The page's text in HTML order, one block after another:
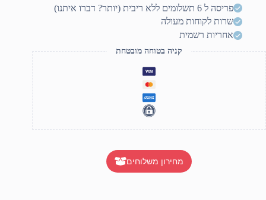
פריסה ל 6 תשלומים ללא ריבית (יותר? דברו איתנו)
שרות לקוחות מעולה
אחריות רשמית
קניה בטוחה מובטחת
מחירון משלוחים